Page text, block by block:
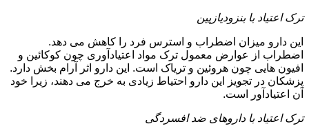
ترک اعتیاد با بنزودیازپین
این دارو میزان اضطراب و استرس فرد را کاهش می دهد.
اضطراب از عوارض معمول ترک مواد اعتیادآوری چون کوکائین و
افیون هایی چون هروئین و تریاک است. این دارو اثر آرام بخش دارد.
پزشکان در تجویز این دارو احتیاط زیادی به خرج می دهند، زیرا خود
آن اعتیادآور است.
ترک اعتیاد با داروهای ضد افسردگی